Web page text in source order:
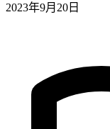
2023年9月20日